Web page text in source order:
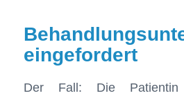
eingefordert
Der Fall: Die